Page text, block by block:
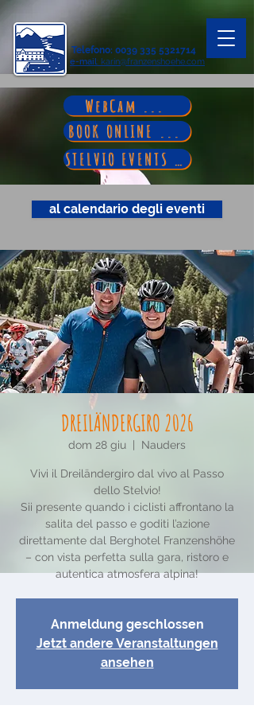
Telefono: 0039 335 5321714
e-mail: karin@franzenshoehe.com
WebCam ...
BOOK ONLINE ...
STELVIO EVENTS ...
al calendario degli eventi
DREILÄNDERGIRO 2026
dom 28 giu Nauders
Vivi il Dreiländergiro dal vivo al Passo
dello Stelvio!
Sii presente quando i ciclisti affrontano la
salita del passo e goditi l’azione
direttamente dal Berghotel Franzenshöhe
– con vista perfetta sulla gara, ristoro e
autentica atmosfera alpina!
Anmeldung geschlossen
Jetzt andere Veranstaltungen
ansehen